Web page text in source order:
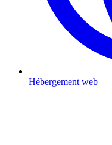
Hébergement web